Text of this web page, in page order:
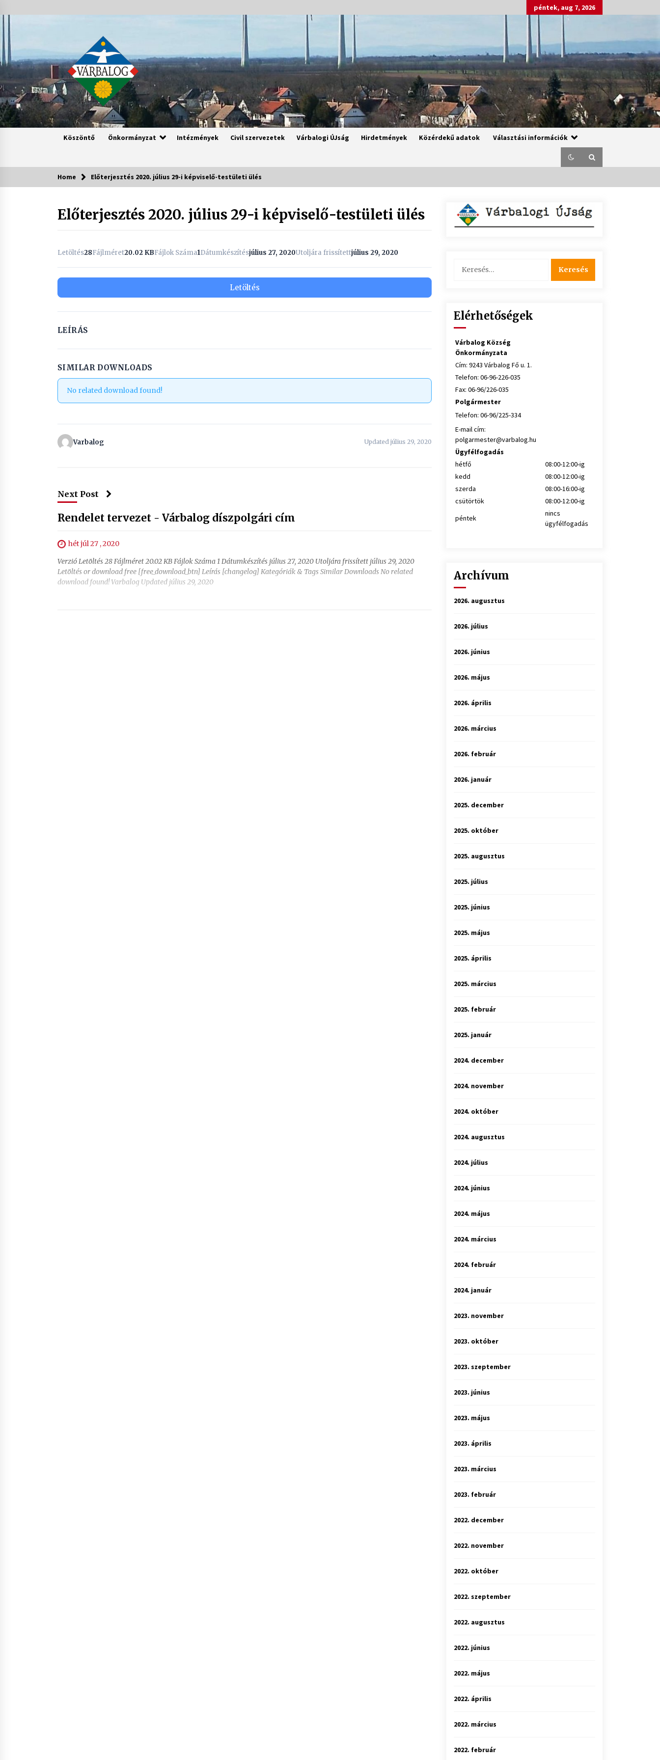
to
content
péntek, aug 7, 2026
Köszöntő Önkormányzat Intézmények Civil szervezetek Várbalogi ÚJság Hirdetmények Közérdekű adatok Választási információk
Home Előterjesztés 2020. július 29-i képviselő-testületi ülés
Előterjesztés 2020. július 29-i képviselő-testületi ülés
Letöltés28Fájlméret20.02 KBFájlok Száma1Dátumkészítésjúlius 27, 2020Utoljára frissítettjúlius 29, 2020
Letöltés
LEÍRÁS
SIMILAR DOWNLOADS
No related download found!
Varbalog Updated július 29, 2020
Next Post
Rendelet tervezet - Várbalog díszpolgári cím
hét júl 27 , 2020
Verzió Letöltés 28 Fájlméret 20.02 KB Fájlok Száma 1 Dátumkészítés július 27, 2020 Utoljára frissített július 29, 2020
Letöltés or download free [free_download_btn] Leírás [changelog] Kategóriák & Tags Similar Downloads No related
download found! Varbalog Updated július 29, 2020
Elérhetőségek
Várbalog Község
Önkormányzata
Cím: 9243 Várbalog Fő u. 1.
Telefon: 06-96-226-035
Fax: 06-96/226-035
Polgármester
Telefon: 06-96/225-334
E-mail cím:
polgarmester@varbalog.hu
Ügyfélfogadás
hétfő
08:00-12:00-ig
kedd
08:00-12:00-ig
szerda
08:00-16:00-ig
csütörtök
08:00-12:00-ig
péntek
nincs
ügyfélfogadás
Archívum
2026. augusztus
2026. július
2026. június
2026. május
2026. április
2026. március
2026. február
2026. január
2025. december
2025. október
2025. augusztus
2025. július
2025. június
2025. május
2025. április
2025. március
2025. február
2025. január
2024. december
2024. november
2024. október
2024. augusztus
2024. július
2024. június
2024. május
2024. március
2024. február
2024. január
2023. november
2023. október
2023. szeptember
2023. június
2023. május
2023. április
2023. március
2023. február
2022. december
2022. november
2022. október
2022. szeptember
2022. augusztus
2022. június
2022. május
2022. április
2022. március
2022. február